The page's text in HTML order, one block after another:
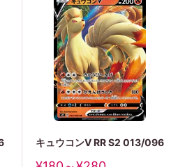
キュウコンV RR S2 013/096